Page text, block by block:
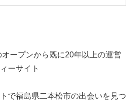
ープンから既に20年以上の運営
ーサイト
で福島県二本松市の出会いを見つ